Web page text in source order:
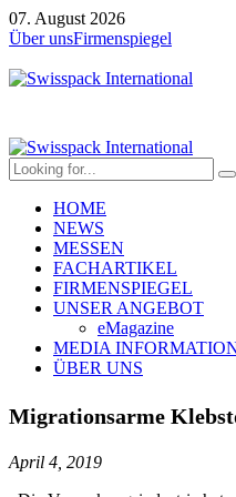
07. August 2026
Über unsFirmenspiegel
HOME
NEWS
MESSEN
FACHARTIKEL
FIRMENSPIEGEL
UNSER ANGEBOT
eMagazine
MEDIA
ÜBER UNS
Migrationsarme
April 4, 2019